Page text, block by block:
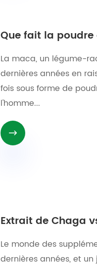
Que fait la
La maca, un légume-
dernières années en
fois sous forme de
l'homme...

Extrait de Chaga
Le monde des
dernières années, et